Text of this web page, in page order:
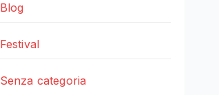
Blog
Festival
Senza categoria